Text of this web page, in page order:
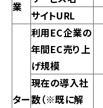
業
サイトURL
ター
利用EC企業の
年間EC売り上
げ規模
現在の導入社
数（※既に解